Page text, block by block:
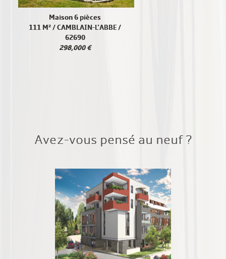
Maison 6 pièces
111 M² / CAMBLAIN-L'ABBE /
62690
298,000 €
Avez-vous pensé au neuf ?